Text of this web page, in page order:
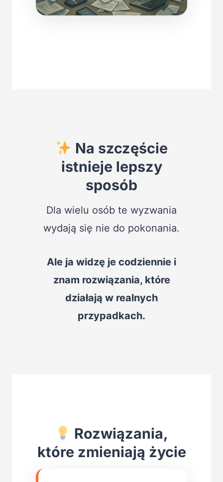
Na szczęście
istnieje lepszy
sposób
Dla wielu osób te wyzwania
wydają się nie do pokonania.
Ale ja widzę je codziennie i
znam rozwiązania, które
działają w realnych
przypadkach.
Rozwiązania,
które zmieniają życie